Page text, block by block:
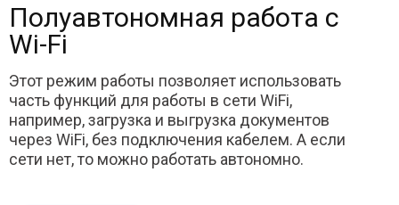
Полуавтономная работа с
Wi-Fi
Этот режим работы позволяет использовать
часть функций для работы в сети WiFi,
например, загрузка и выгрузка документов
через WiFi, без подключения кабелем. А если
сети нет, то можно работать автономно.